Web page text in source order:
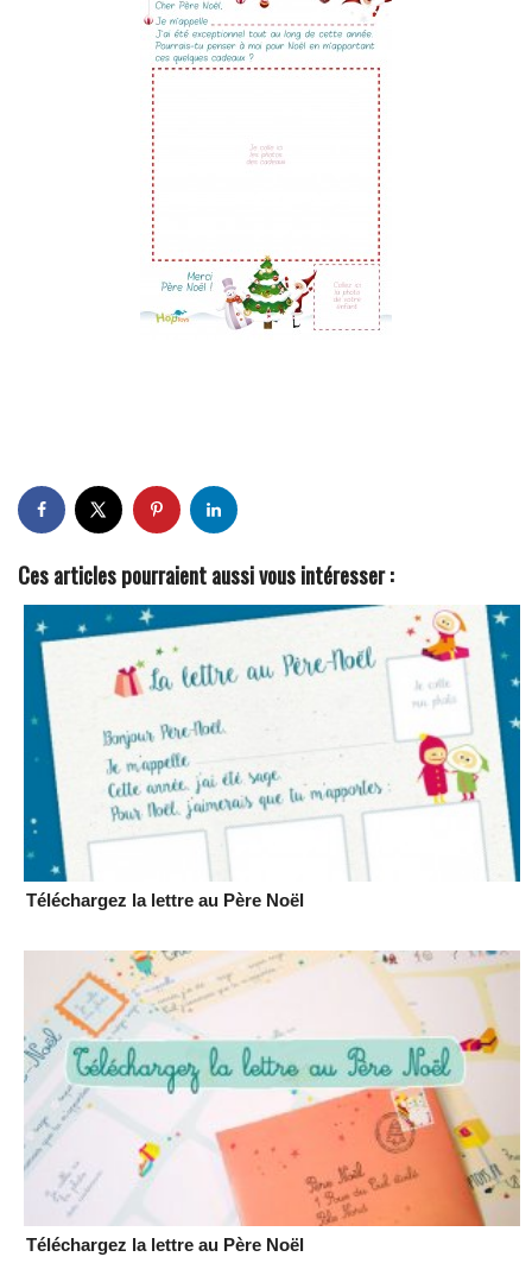
Ces articles pourraient aussi vous intéresser :
Téléchargez la lettre au Père Noël
Téléchargez la lettre au Père Noël